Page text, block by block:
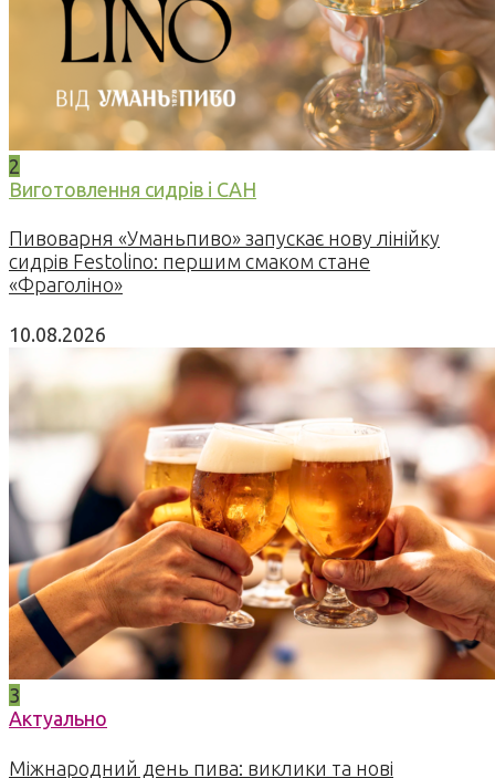
2
Виготовлення сидрів і САН
Пивоварня «Уманьпиво» запускає нову лінійку
сидрів Festolino: першим смаком стане
«Фраголіно»
10.08.2026
3
Актуально
Міжнародний день пива: виклики та нові